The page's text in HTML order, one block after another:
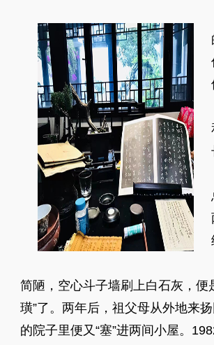
简陋，空心斗子墙刷上白石灰，便
璜”了。两年后，祖父母从外地来
的院子里便又“塞”进两间小屋。